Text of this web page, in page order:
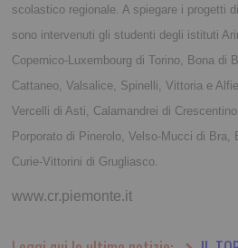
scolastico regionale. A spiegare i progetti
sono intervenuti gli studenti degli istituti
Copernico-Luxembourg di Torino, Bona di
Cattaneo, Valsalice, Spinelli, Vittoria e
Vercelli di Asti, Calamandrei di
Porporato di Pinerolo, Velso-Mucci di Bra,
Curie-Vittorini di Grugliasco.
www.cr.piemonte.it